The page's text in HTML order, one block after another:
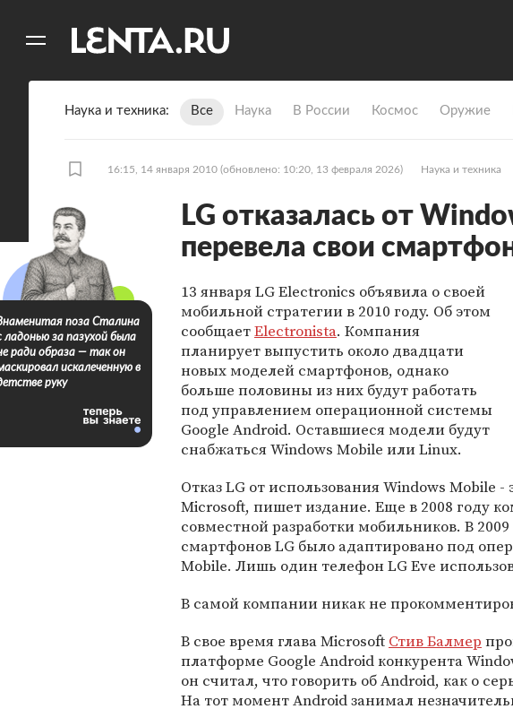
Наука и техника Все Наука В России Космос Оружие
16:15, 14 января 2010 (обновлено: 10:20, 13 февраля 2026) Наука и техника
LG отказалась от
перевела свои
13 января LG Electronics объявила о своей
мобильной стратегии в 2010 году. Об этом
сообщаетElectronista. Компания
планирует выпустить около двадцати
новых моделей смартфонов, однако
больше половины из них будут работать
под управлением операционной системы
Google Android. Оставшиеся модели будут
снабжаться Windows Mobile или Linux.
Отказ LG от использования Windows Mobile
Microsoft, пишет издание. Еще в 2008 году
совместной разработки мобильников. В
смартфонов LG было адаптировано под
Mobile. Лишь один телефон LG Eve
В самой компании никак не
В свое время глава Microsoft Стив Балмер
платформе Google Android конкурента
он считал, что говорить об Android, как о
На тот момент Android занимал
поза Сталина
ладонью за пазухой была
ради образа — так он
искалеченную в
руку